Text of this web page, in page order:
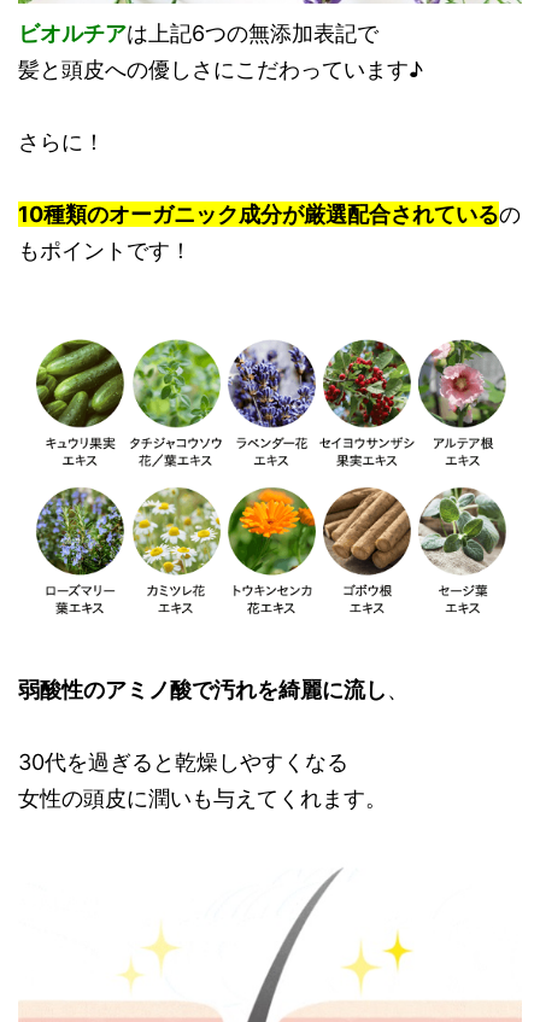
ビオルチアは上記6つの無添加表記で
髪と頭皮への優しさにこだわっています♪
さらに！
10種類のオーガニック成分が厳選配合されているの
もポイントです！
弱酸性のアミノ酸で汚れを綺麗に流し、
30代を過ぎると乾燥しやすくなる
女性の頭皮に潤いも与えてくれます。